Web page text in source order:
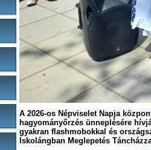
A 2026-os Népviselet Napja
hagyományőrzés ünneplésére
gyakran flashmobokkal és
Iskolángban Meglepetés